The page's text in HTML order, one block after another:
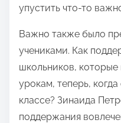
упустить что-то
Важно также было
учениками. Как
школьников,
урокам, теперь,
классе? Зинаида
поддержания